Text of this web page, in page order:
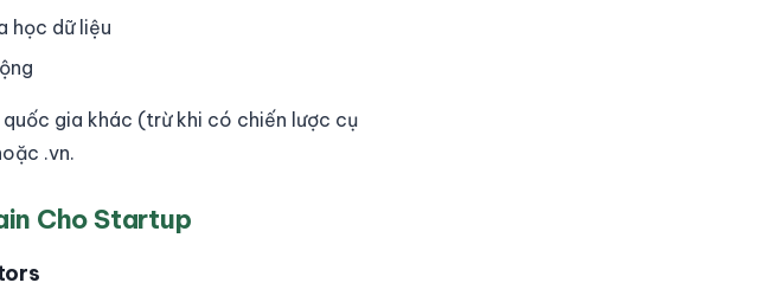
học dữ liệu
gia khác (trừ khi có chiến lược cụ
.vn.
Cho Startup